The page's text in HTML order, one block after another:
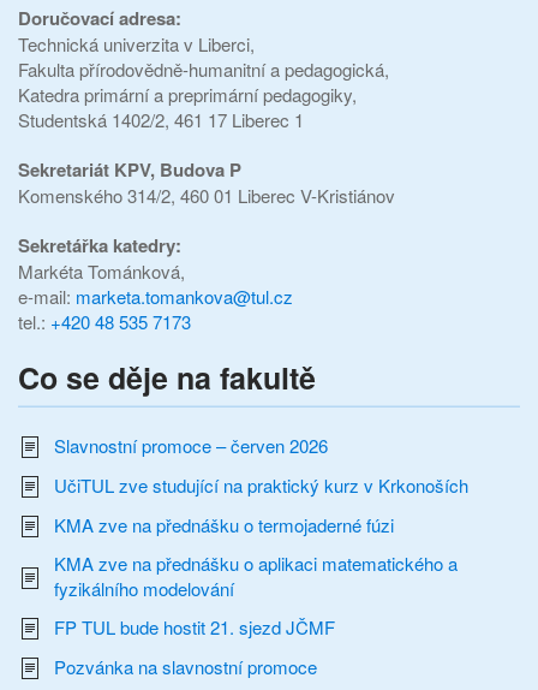
Doručovací adresa:
Technická univerzita v Liberci,
Fakulta přírodovědně-humanitní a pedagogická,
Katedra primární a preprimární pedagogiky,
Studentská 1402/2, 461 17 Liberec 1
Sekretariát KPV, Budova P
Komenského 314/2, 460 01 Liberec V-Kristiánov
Sekretářka katedry:
Markéta Tománková,
e-mail: marketa.tomankova@tul.cz
tel.: +420 48 535 7173
Co se děje na fakultě
Slavnostní promoce – červen 2026
UčiTUL zve studující na praktický kurz v Krkonoších
KMA zve na přednášku o termojaderné fúzi
KMA zve na přednášku o aplikaci matematického a
fyzikálního modelování
FP TUL bude hostit 21. sjezd JČMF
Pozvánka na slavnostní promoce